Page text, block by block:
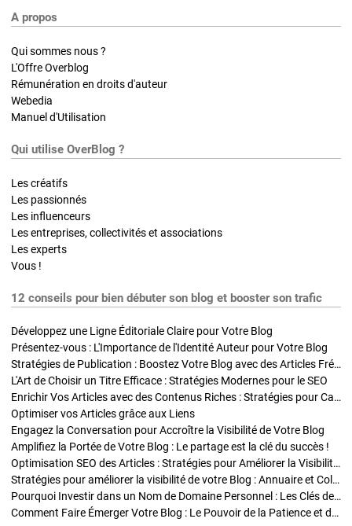
A propos
Qui sommes nous ?
L'Offre Overblog
Rémunération en droits d'auteur
Webedia
Manuel d'Utilisation
Qui utilise OverBlog ?
Les créatifs
Les passionnés
Les influenceurs
Les entreprises, collectivités et associations
Les experts
Vous !
12 conseils pour bien débuter son blog et booster son trafic
Développez une Ligne Éditoriale Claire pour Votre Blog
Présentez-vous : L'Importance de l'Identité Auteur pour Votre Blog
Stratégies de Publication : Boostez Votre Blog avec des Articles Fréquents et Exclusifs
L'Art de Choisir un Titre Efficace : Stratégies Modernes pour le SEO
Enrichir Vos Articles avec des Contenus Riches : Stratégies pour Captiver et Optimiser
Optimiser vos Articles grâce aux Liens
Engagez la Conversation pour Accroître la Visibilité de Votre Blog
Amplifiez la Portée de Votre Blog : Le partage est la clé du succès !
Optimisation SEO des Articles : Stratégies pour Améliorer la Visibilité de Votre Blog
Stratégies pour améliorer la visibilité de votre Blog : Annuaire et Collaborations
Pourquoi Investir dans un Nom de Domaine Personnel : Les Clés de la Réussite de Votre Blog
Comment Faire Émerger Votre Blog : Le Pouvoir de la Patience et de la Persévérance